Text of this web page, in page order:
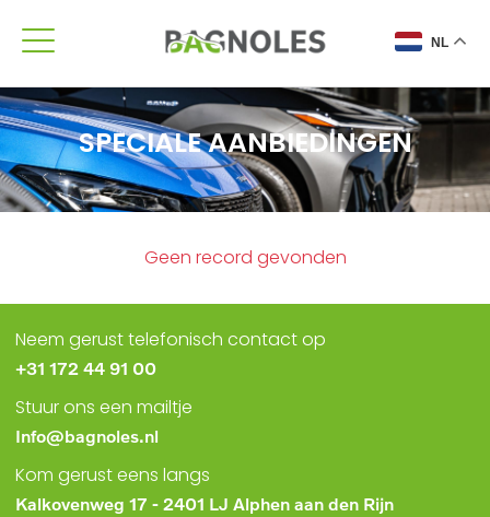
NL
SPECIALE AANBIEDINGEN
Geen record gevonden
Neem gerust telefonisch contact op
+31 172 44 91 00
Stuur ons een mailtje
Info@bagnoles.nl
Kom gerust eens langs
Kalkovenweg 17 - 2401 LJ Alphen aan den Rijn